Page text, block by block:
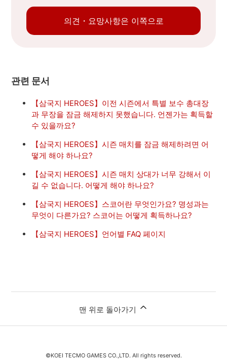
의견・요망사항은 이쪽으로
관련 문서
【삼국지 HEROES】이전 시즌에서 특별 보수 총대장
과 무장을 잠금 해제하지 못했습니다. 언젠가는 획득할
수 있을까요?
【삼국지 HEROES】시즌 매치를 잠금 해제하려면 어
떻게 해야 하나요?
【삼국지 HEROES】시즌 매치 상대가 너무 강해서 이
길 수 없습니다. 어떻게 해야 하나요?
【삼국지 HEROES】스코어란 무엇인가요? 명성과는
무엇이 다른가요? 스코어는 어떻게 획득하나요?
【삼국지 HEROES】언어별 FAQ 페이지
맨 위로 돌아가기
©KOEI TECMO GAMES CO.,LTD. All rights reserved.